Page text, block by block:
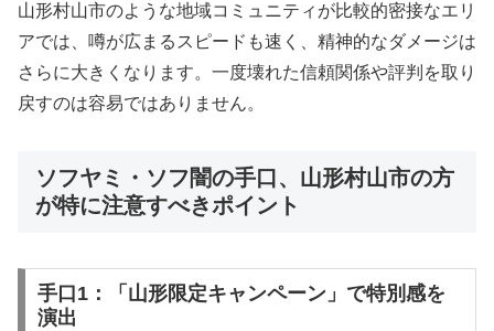
山形村山市のような地域コミュニティが比較的密接なエリ
アでは、噂が広まるスピードも速く、精神的なダメージは
さらに大きくなります。一度壊れた信頼関係や評判を取り
戻すのは容易ではありません。
ソフヤミ・ソフ闇の手口、山形村山市の方
が特に注意すべきポイント
手口1：「山形限定キャンペーン」で特別感を
演出